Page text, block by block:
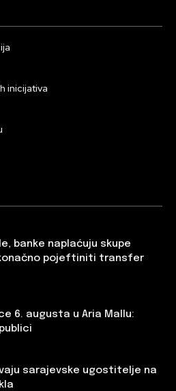
inicijativa
banke naplaćuju skupe
konačno pojeftiniti transfer
6. augusta u Aria Mallu:
sarajevske ugostitelje na